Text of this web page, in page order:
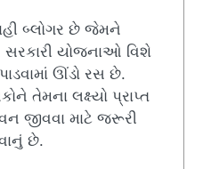
બ્લોગર છે જેમને
સરકારી યોજનાઓ વિશે
ઊંડો રસ છે.
તેમના લક્ષ્યો પ્રાપ્ત
જીવવા માટે જરૂરી
છે.